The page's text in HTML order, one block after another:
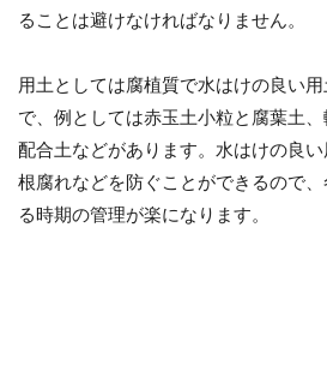
ることは避けなければなりません。
用土としては腐植質で水はけの良い
で、例としては赤玉土小粒と腐葉土
配合土などがあります。水はけの良い
根腐れなどを防ぐことができるので
る時期の管理が楽になります。